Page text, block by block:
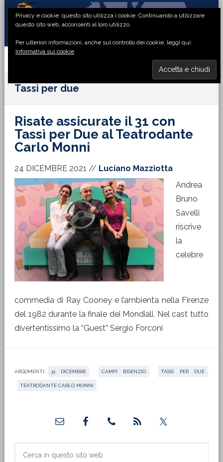
Passa
primaria
Passa
principale
Passa
laterale
Passa
di
Tassì per due
Risate assicurate il 31 con
Tassì per Due al Teatrodante
Carlo Monni
24 DICEMBRE 2021 // Luciano Mazziotta
Andrea
Bruno
Savelli
riscrive
la
celebre
commedia di Ray Cooney e l’ambienta nella Firenze
del 1982 durante la finale dei Mondiali. Nel cast tutto
divertentissimo la “Guest” Sergio Forconi
ARGOMENTI: 31 DICEMBRE CAMPI BISENZIO TASSÌ PER DUE
TEATRODANTE CARLO MONNI
primaria
Privacy e cookie: questo sito utilizza i cookie. Continuando a utilizzare
questo sito web, acconsenti al loro utilizzo.
Per ulteriori informazioni, anche sul controllo dei cookie, leggi qui:
Informativa sui cookie